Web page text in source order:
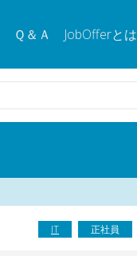
Ｑ＆Ａ JobOfferとは
IT 正社員